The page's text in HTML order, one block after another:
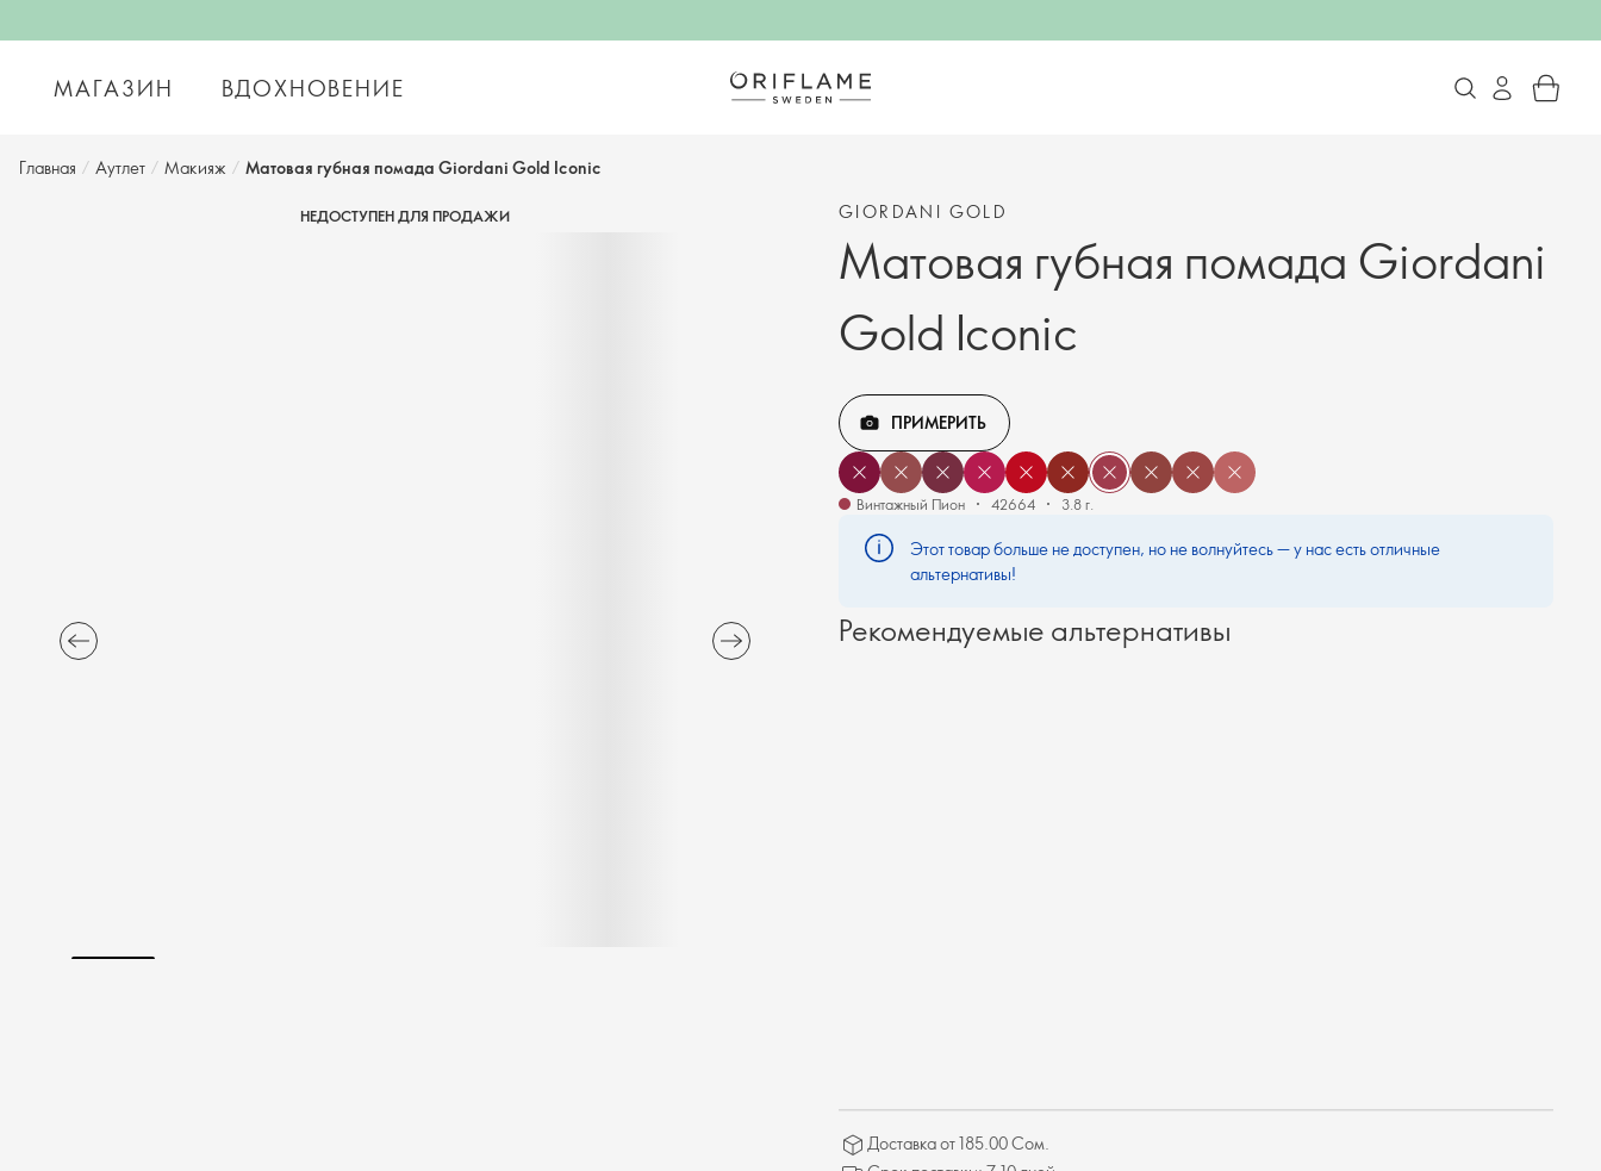
МАГАЗИН ВДОХНОВЕНИЕ
Главная / Аутлет / Макияж / Матовая губная помада Giordani Gold Iconic
НЕДОСТУПЕН ДЛЯ ПРОДАЖИ GIORDANI GOLD
Матовая губная помада Giordani
Gold Iconic
ПРИМЕРИТЬ
Винтажный Пион 42664 3.8 г.
Этот товар больше не доступен, но не волнуйтесь — у нас есть отличные
альтернативы!
Рекомендуемые альтернативы
Доставка от 185.00 Сом.